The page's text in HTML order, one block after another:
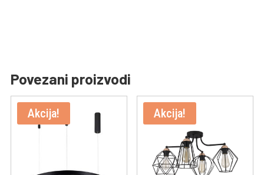
Povezani proizvodi
Akcija! Akcija!